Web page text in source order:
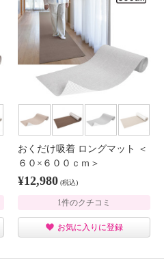
おくだけ吸着 ロングマット ＜
６０×６００ｃｍ＞
¥12,980 (税込)
1件のクチコミ
お気に入りに登録